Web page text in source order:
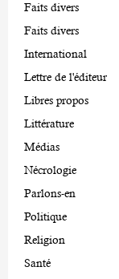
Faits divers
Faits divers
International
Lettre de l'éditeur
Libres propos
Littérature
Médias
Nécrologie
Parlons-en
Politique
Religion
Santé